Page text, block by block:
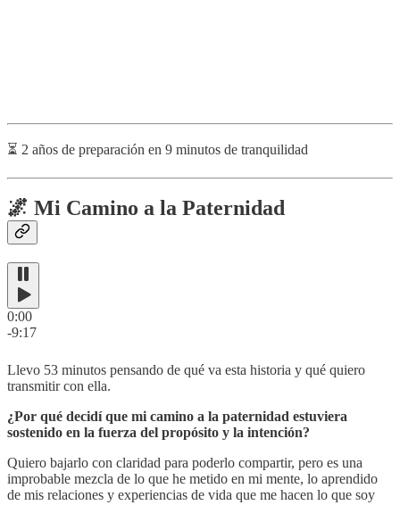
⏳ 2 años de preparación en 9 minutos de tranquilidad
🌌 Mi Camino a la Paternidad
0:00
-9:17
Llevo 53 minutos pensando de qué va esta historia y qué quiero
transmitir con ella.
¿Por qué decidí que mi camino a la paternidad estuviera
sostenido en la fuerza del propósito y la intención?
Quiero bajarlo con claridad para poderlo compartir, pero es una
improbable mezcla de lo que he metido en mi mente, lo aprendido
de mis relaciones y experiencias de vida que me hacen lo que soy